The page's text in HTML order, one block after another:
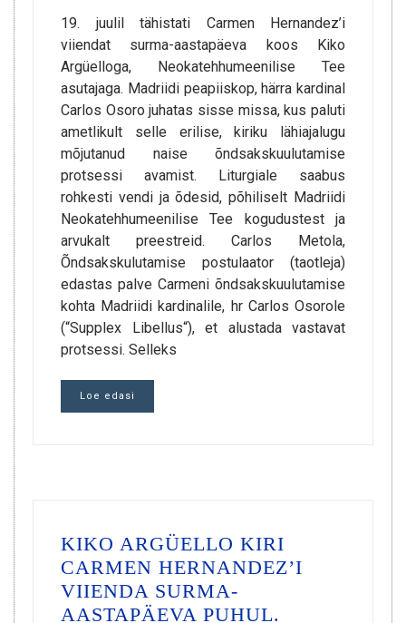
19. juulil tähistati Carmen Hernandez’i
viiendat surma-aastapäeva koos Kiko
Argüelloga, Neokatehhumeenilise Tee
asutajaga. Madriidi peapiiskop, härra kardinal
Carlos Osoro juhatas sisse missa, kus paluti
ametlikult selle erilise, kiriku lähiajalugu
mõjutanud naise õndsakskuulutamise
protsessi avamist. Liturgiale saabus
rohkesti vendi ja õdesid, põhiliselt Madriidi
Neokatehhumeenilise Tee kogudustest ja
arvukalt preestreid. Carlos Metola,
Õndsakskulutamise postulaator (taotleja)
edastas palve Carmeni õndsakskuulutamise
kohta Madriidi kardinalile, hr Carlos Osorole
(“Supplex Libellus“), et alustada vastavat
protsessi. Selleks
Loe edasi
KIKO ARGÜELLO KIRI
CARMEN HERNANDEZ’I
VIIENDA SURMA-
AASTAPÄEVA PUHUL.